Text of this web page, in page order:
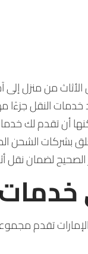
الأثاث من منزل
النقل جزءًا
أن تقدم لك
بشركات الشحن
الصحيح لضمان نقل
تقدم مجموعة